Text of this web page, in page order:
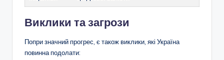
Виклики та загрози
Попри значний прогрес, є також виклики, які Україна
повинна подолати: